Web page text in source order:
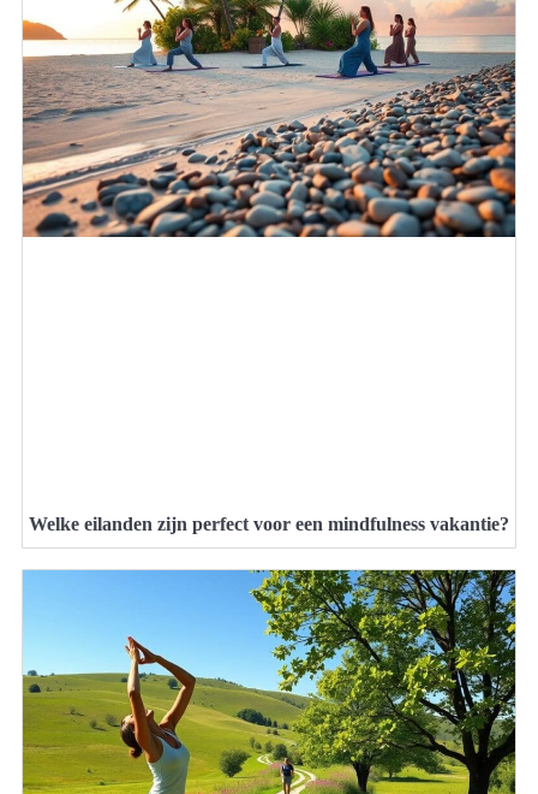
Welke eilanden zijn perfect voor een mindfulness vakantie?